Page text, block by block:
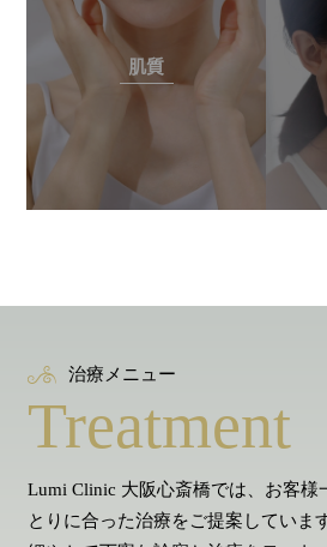
肌質
治療メニュー
Treatment
Lumi Clinic 大阪心斎橋では、お客様
とりに合った治療をご提案しています